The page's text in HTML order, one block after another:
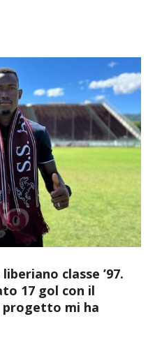
classe ’97.
17 gol con il
progetto mi ha